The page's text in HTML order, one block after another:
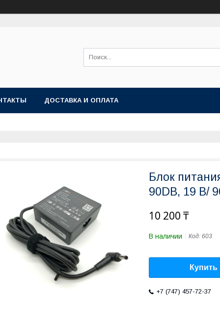
ДОСТАВКА И ОПЛАТА
Блок
90DB, 19 В/
10 200 ₸
В наличии Код: 603
Купить
+7 (747) 457-72-37